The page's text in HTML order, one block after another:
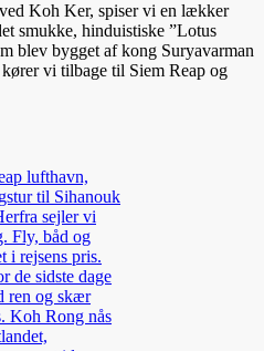
Koh Ker, spiser vi en lækker
smukke, hinduistiske ”Lotus
blev bygget af kong Suryavarman
vi tilbage til Siem Reap og